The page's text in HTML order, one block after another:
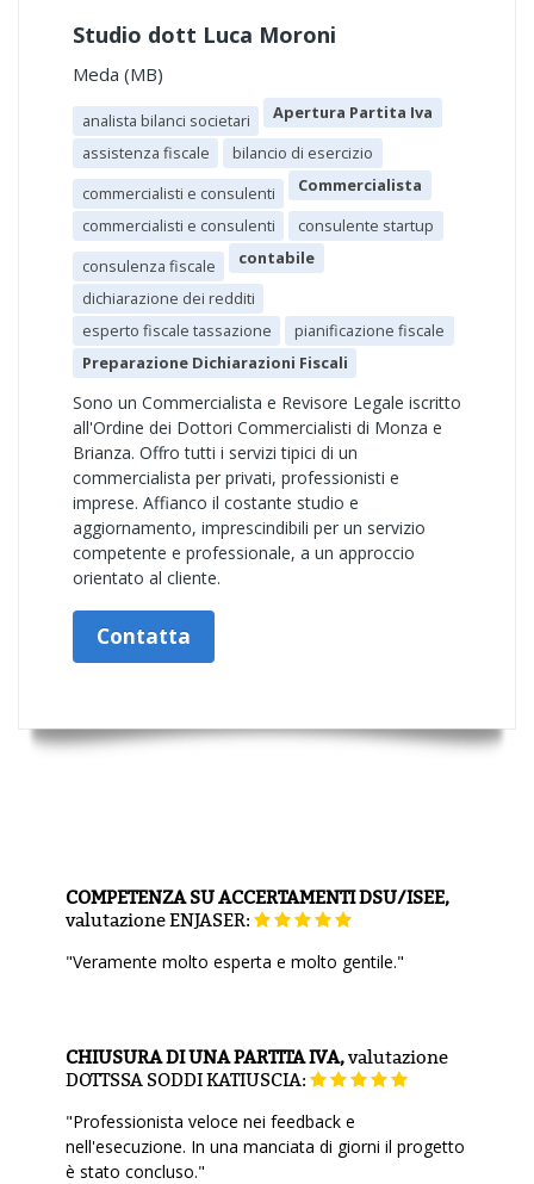
Studio dott Luca Moroni
Meda (MB)
analista bilanci societari
Apertura Partita Iva
assistenza fiscale
bilancio di esercizio
commercialisti e consulenti
Commercialista
commercialisti e consulenti
consulente startup
consulenza fiscale
contabile
dichiarazione dei redditi
esperto fiscale tassazione
pianificazione fiscale
Preparazione Dichiarazioni Fiscali
Sono un Commercialista e Revisore Legale iscritto
all'Ordine dei Dottori Commercialisti di Monza e
Brianza. Offro tutti i servizi tipici di un
commercialista per privati, professionisti e
imprese. Affianco il costante studio e
aggiornamento, imprescindibili per un servizio
competente e professionale, a un approccio
orientato al cliente.
Contatta
COMPETENZA SU ACCERTAMENTI DSU/ISEE,
valutazioneENJASER:
"Veramente molto esperta e molto gentile."
CHIUSURA DI UNA PARTITA IVA,valutazione
DOTTSSA SODDI KATIUSCIA:
"Professionista veloce nei feedback e
nell'esecuzione. In una manciata di giorni il progetto
è stato concluso."